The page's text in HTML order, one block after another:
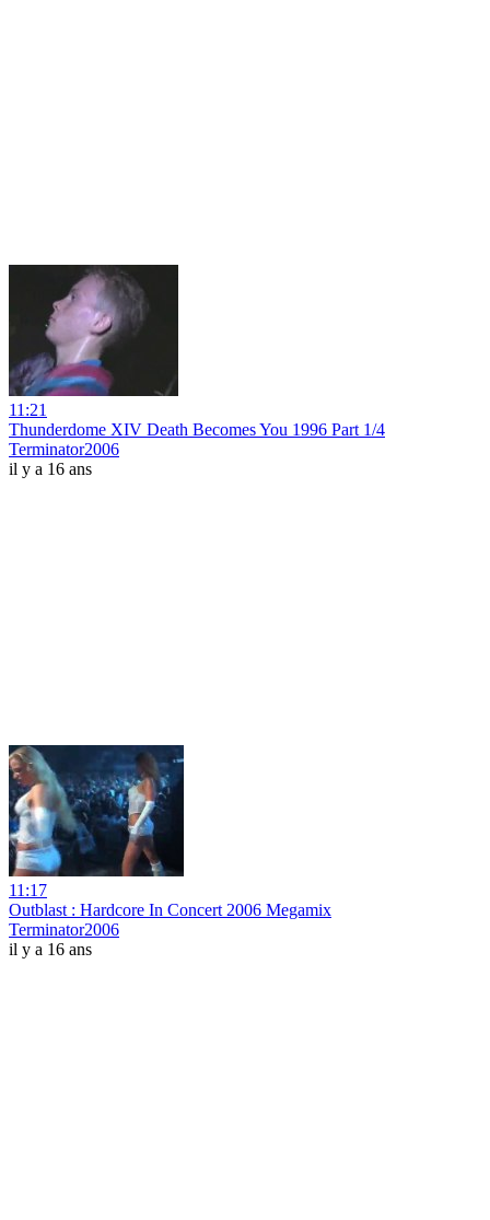
11:21
Thunderdome XIV Death Becomes You 1996 Part 1/4
Terminator2006
il y a 16 ans
11:17
Outblast : Hardcore In Concert 2006 Megamix
Terminator2006
il y a 16 ans